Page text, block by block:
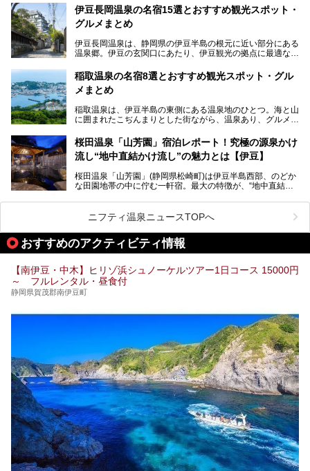
館」、「RED 28 HOTEL」がリニューアル。さらにこのあ
とグランピング施設のGRAX EARTH FIELD（グラックスア
ースフィールド）、大型屋内アミューズメント施設のPLEA
予定。
ャー施設など、現在リニューアルオープンしている施設を中
心に、家族連れでも大人だけでも、おひとりさまでも多彩な
楽しみ方ができる「プレジャーリゾート 伊豆赤沢温泉」を
───
この記事はプレジャーリゾート 伊豆赤沢温泉のPR記事で
す。
伊豆長岡温泉の名宿15選とおすすめ観光スポット・
グルメまとめ
伊豆長岡温泉は、静岡県の伊豆半島の根元に近い部分にある
温泉郷。伊豆の玄関口にあたり、伊豆観光の拠点に最適な立
ちろん日帰りでも楽しめるのが魅力です。
この記事では、伊豆長岡温泉の歴史や魅力、おすすめの宿を
る温泉施設も紹介します！
稲取温泉の名宿8選とおすすめ観光スポット・グル
メまとめ
稲取温泉は、伊豆半島の東側にある温泉地のひとつ。海と山
に囲まれたこぢんまりとした街ながら、温泉あり、グルメあ
京からは約2時間30分、直通電車もありアクセスしやすいの
もうれしいところ。
入れる温泉施設、チェックしたい観光スポットやアクティビ
ティなどを一挙にまとめピックアップ。伊豆稲取温泉を訪れ
桜田温泉「山芳園」宿泊レポート！究極の源泉かけ
流し“地中直結かけ流し”の魅力とは【伊豆】
桜田温泉「山芳園」(静岡県松崎町)は伊豆半島西部、のどか
な田園地帯の中に佇む一軒宿。最大の特徴が、“地中直結か
地下に眠る源泉を加水・加温・消毒無し、さらには途中過程
で空気にも触れさせることなく浴槽まで提供。「究極の源泉
かけ流し」と言っても決して過言ではありません。
今回、桜田温泉「山芳園」の“温泉”を中心に、その魅力を詳
細レポート。また口コミの評判も非常に高い宿であり、客室
や食事も併せて徹底紹介します！
ニフティ温泉ニュースTOPへ
おすすめのアクティビティ情報
【南伊豆・中木】ヒリゾ浜シュノーケルツアー1日コース 15000円
～ フルレンタル・昼食付
静岡県賀茂郡南伊豆町